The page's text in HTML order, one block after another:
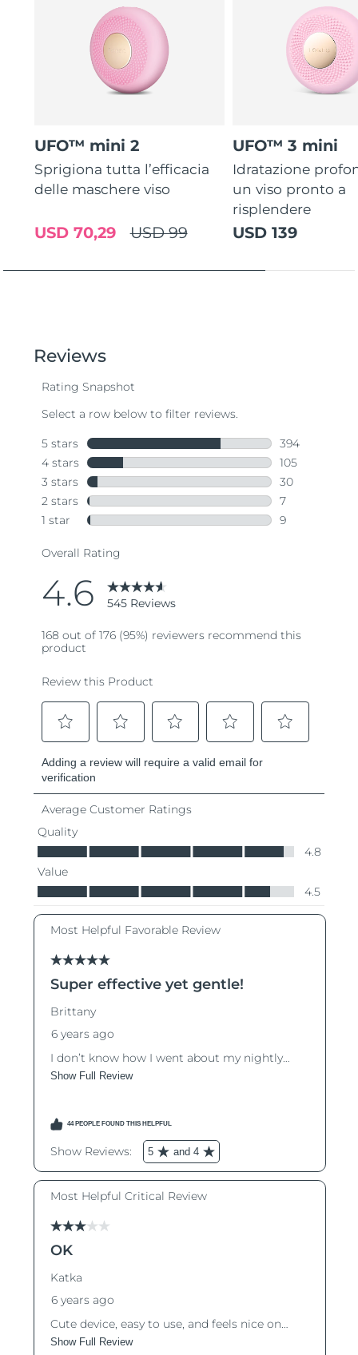
UFO™ mini 2
Sprigiona tutta l’efficacia
delle maschere viso
USD 99
USD 70,29
UFO™ 3 mini
Idratazione
un viso pronto a
risplendere
USD 139